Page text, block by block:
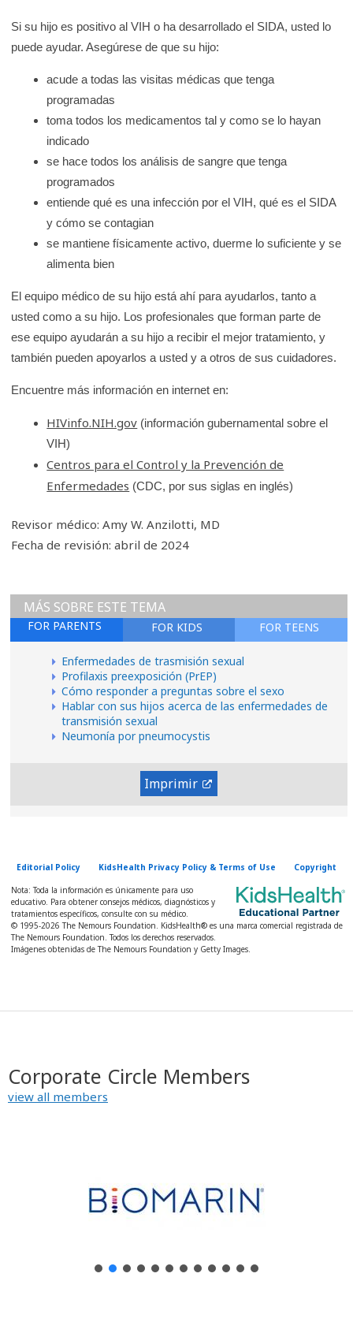
Si su hijo es positivo al VIH o ha desarrollado el SIDA, usted lo
puede ayudar. Asegúrese de que su hijo:
acude a todas las visitas médicas que tenga
programadas
toma todos los medicamentos tal y como se lo hayan
indicado
se hace todos los análisis de sangre que tenga
programados
entiende qué es una infección por el VIH, qué es el SIDA
y cómo se contagian
se mantiene físicamente activo, duerme lo suficiente y se
alimenta bien
El equipo médico de su hijo está ahí para ayudarlos, tanto a
usted como a su hijo. Los profesionales que forman parte de
ese equipo ayudarán a su hijo a recibir el mejor tratamiento, y
también pueden apoyarlos a usted y a otros de sus cuidadores.
Encuentre más información en internet en:
HIVinfo.NIH.gov (información gubernamental sobre el
VIH)
Centros para el Control y la Prevención de
Enfermedades (CDC, por sus siglas en inglés)
Revisor médico: Amy W. Anzilotti, MD
Fecha de revisión: abril de 2024
FOR TEENS
FOR KIDS
FOR PARENTS
MÁS SOBRE ESTE TEMA
Enfermedades de trasmisión sexual
Profilaxis preexposición (PrEP)
Cómo responder a preguntas sobre el sexo
Hablar con sus hijos acerca de las enfermedades de
transmisión sexual
Neumonía por pneumocystis
Imprimir
Editorial Policy KidsHealth Privacy Policy & Terms of Use Copyright
Nota: Toda la información es únicamente para uso
educativo. Para obtener consejos médicos, diagnósticos y
tratamientos específicos, consulte con su médico.
© 1995-2026 The Nemours Foundation. KidsHealth® es una marca comercial registrada de
The Nemours Foundation. Todos los derechos reservados.
Imágenes obtenidas de The Nemours Foundation y Getty Images.
Corporate Circle Members
view all members